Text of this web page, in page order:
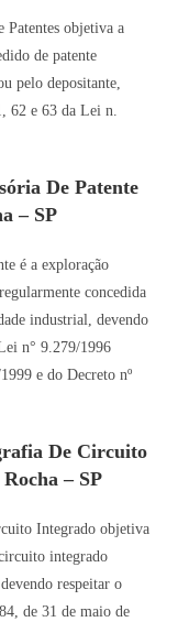
Patentes objetiva a
de patente
pelo depositante,
62 e 63 da Lei n.
De Patente
– SP
é a exploração
concedida
industrial, devendo
n° 9.279/1996
e do Decreto nº
De Circuito
– SP
Integrado objetiva
integrado
respeitar o
de 31 de maio de